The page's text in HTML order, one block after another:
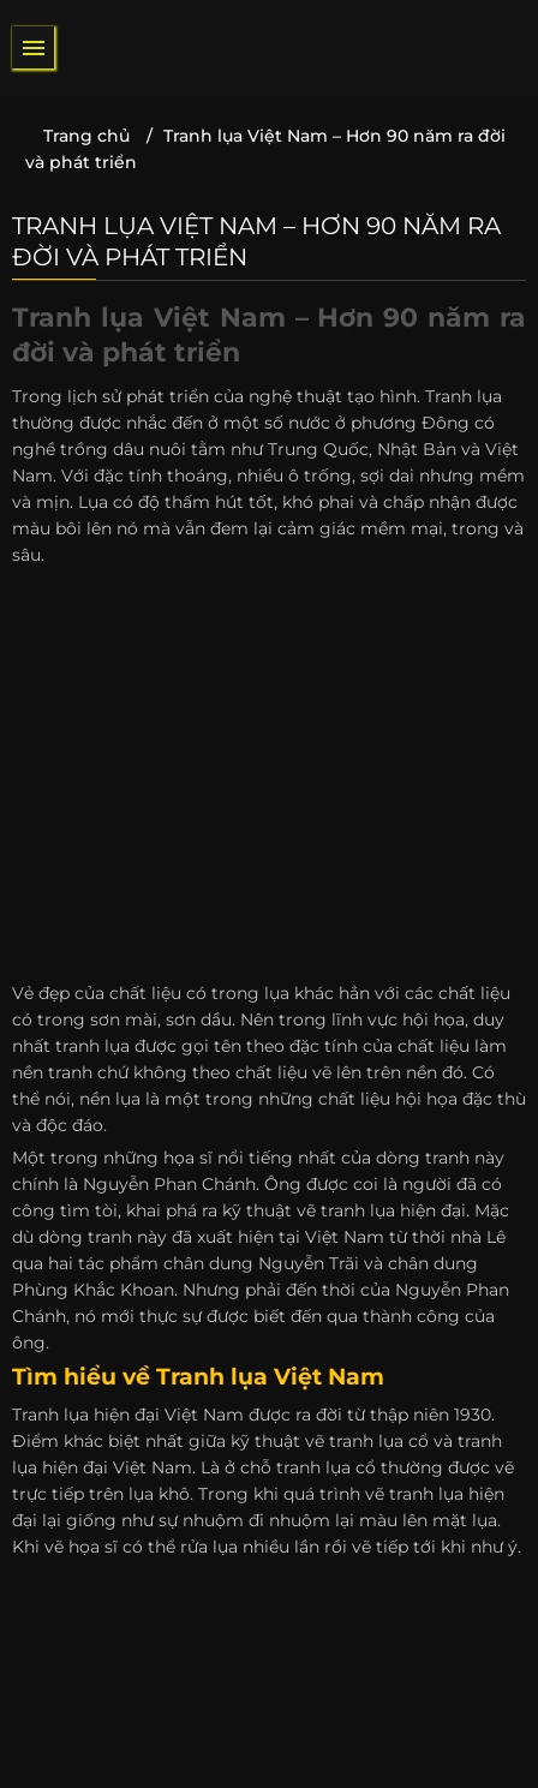
qua
nội
Trang chủ / Tranh lụa Việt Nam – Hơn 90 năm ra đời
và phát triển
TRANH LỤA VIỆT NAM – HƠN 90 NĂM RA
ĐỜI VÀ PHÁT TRIỂN
Tranh lụa Việt Nam – Hơn 90 năm ra
đời và phát triển
Trong lịch sử phát triển của nghệ thuật tạo hình. Tranh lụa
thường được nhắc đến ở một số nước ở phương Đông có
nghề trồng dâu nuôi tằm như Trung Quốc, Nhật Bản và Việt
Nam. Với đặc tính thoáng, nhiều ô trống, sợi dai nhưng mềm
và mịn. Lụa có độ thấm hút tốt, khó phai và chấp nhận được
màu bôi lên nó mà vẫn đem lại cảm giác mềm mại, trong và
sâu.
Vẻ đẹp của chất liệu có trong lụa khác hẳn với các chất liệu
có trong sơn mài, sơn dầu. Nên trong lĩnh vực hội họa, duy
nhất tranh lụa được gọi tên theo đặc tính của chất liệu làm
nền tranh chứ không theo chất liệu vẽ lên trên nền đó. Có
thể nói, nền lụa là một trong những chất liệu hội họa đặc thù
và độc đáo.
Một trong những họa sĩ nổi tiếng nhất của dòng tranh này
chính là Nguyễn Phan Chánh. Ông được coi là người đã có
công tìm tòi, khai phá ra kỹ thuật vẽ tranh lụa hiện đại. Mặc
dù dòng tranh này đã xuất hiện tại Việt Nam từ thời nhà Lê
qua hai tác phẩm chân dung Nguyễn Trãi và chân dung
Phùng Khắc Khoan. Nhưng phải đến thời của Nguyễn Phan
Chánh, nó mới thực sự được biết đến qua thành công của
ông.
Tìm hiểu về Tranh lụa Việt Nam
Tranh lụa hiện đại Việt Nam được ra đời từ thập niên 1930.
Điểm khác biệt nhất giữa kỹ thuật vẽ tranh lụa cổ và tranh
lụa hiện đại Việt Nam. Là ở chỗ tranh lụa cổ thường được vẽ
trực tiếp trên lụa khô. Trong khi quá trình vẽ tranh lụa hiện
đại lại giống như sự nhuộm đi nhuộm lại màu lên mặt lụa.
Khi vẽ họa sĩ có thể rửa lụa nhiều lần rồi vẽ tiếp tới khi như ý.